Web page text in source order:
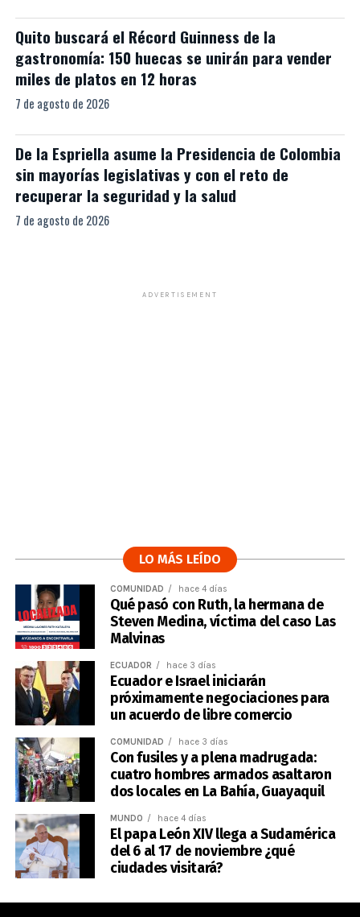
Quito buscará el Récord Guinness de la
gastronomía: 150 huecas se unirán para vender
miles de platos en 12 horas
7 de agosto de 2026
De la Espriella asume la Presidencia de Colombia
sin mayorías legislativas y con el reto de
recuperar la seguridad y la salud
7 de agosto de 2026
ADVERTISEMENT
LO MÁS LEÍDO
COMUNIDAD hace 4 días
Qué pasó con Ruth, la hermana de
Steven Medina, víctima del caso Las
Malvinas
ECUADOR hace 3 días
Ecuador e Israel iniciarán
próximamente negociaciones para
un acuerdo de libre comercio
COMUNIDAD hace 3 días
Con fusiles y a plena madrugada:
cuatro hombres armados asaltaron
dos locales en La Bahía, Guayaquil
MUNDO hace 4 días
El papa León XIV llega a Sudamérica
del 6 al 17 de noviembre ¿qué
ciudades visitará?